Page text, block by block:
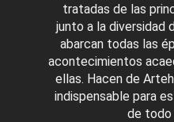
tratadas de las
junto a la diversidad
abarcan todas las
acontecimientos
ellas. Hacen de
indispensable para
de todo